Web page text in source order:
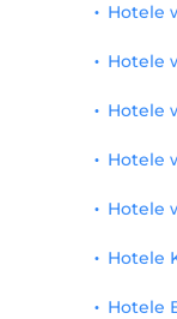
Hotele
Hotele
Hotele
Hotele
Hotele
Hotele
Hotele